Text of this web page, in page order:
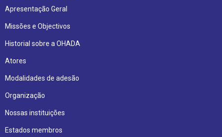
Apresentação Geral
Missões e Objectivos
Historial sobre a OHADA
Atores
Modalidades de adesão
Organização
Nossas instituições
Estados membros